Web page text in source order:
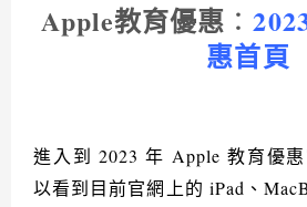
Apple教育優惠 ：
惠首頁
進入到 2023年 Apple 教育優
以看到目前官網上的 iPad 、